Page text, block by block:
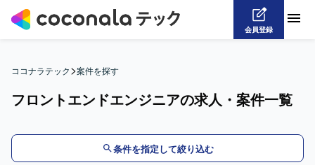
会員登録
ココナラテック>案件を探す
フロントエンドエンジニアの求人・案件一覧
条件を指定して絞り込む